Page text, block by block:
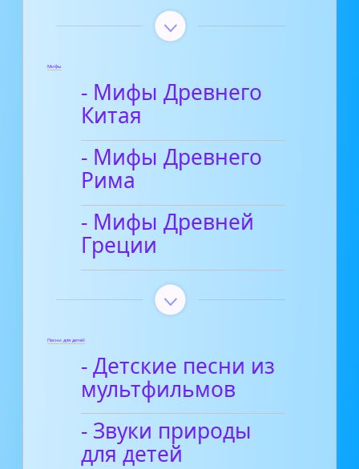
Мифы
- Мифы Древнего
Китая
- Мифы Древнего
Рима
- Мифы Древней
Греции
Песни для детей
- Детские песни из
мультфильмов
- Звуки природы
для детей